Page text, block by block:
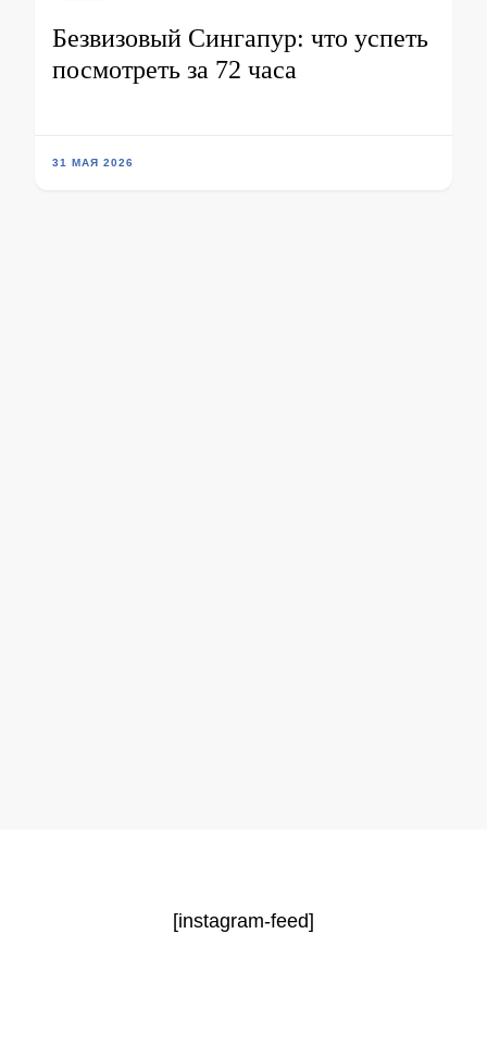
Безвизовый Сингапур: что успеть
посмотреть за 72 часа
31 МАЯ 2026
[instagram-feed]